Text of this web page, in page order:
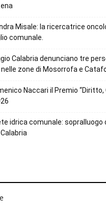
Misale: la ricercatrice
comunale.
Calabria denunciano tre
zone di Mosorrofa e
Naccari il Premio
idrica comunale: sopralluogo